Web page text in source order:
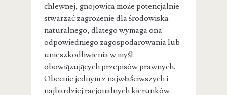
chlewnej, gnojowica może potencjalnie
stwarzać zagrożenie dla środowiska
naturalnego, dlatego wymaga ona
odpowiedniego zagospodarowania lub
unieszkodliwienia w myśl
obowiązujących przepisów prawnych.
Obecnie jednym z najwłaściwszych i
najbardziej racjonalnych kierunków